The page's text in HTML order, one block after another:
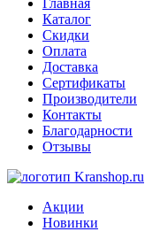
Главная
Каталог
Скидки
Оплата
Доставка
Сертификаты
Производители
Контакты
Благодарности
Отзывы
Акции
Новинки